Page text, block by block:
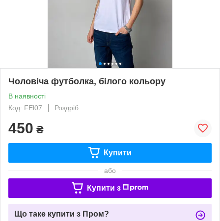
Чоловіча футболка, білого кольору
В наявності
Код: FЕl07
Роздріб
450 ₴
Купити
або
Купити з
Що таке купити з Пром?